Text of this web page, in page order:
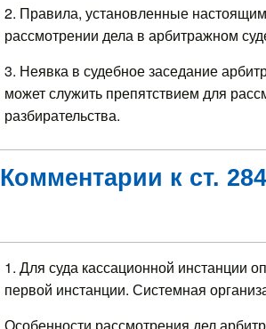
2. Правила, установленные
рассмотрении дела в арбитражном
3. Неявка в судебное заседание
может служить препятствием для
разбирательства.
Комментарии к ст.
1. Для суда кассационной инстанции
первой инстанции. Системная
Особенности рассмотрения дел